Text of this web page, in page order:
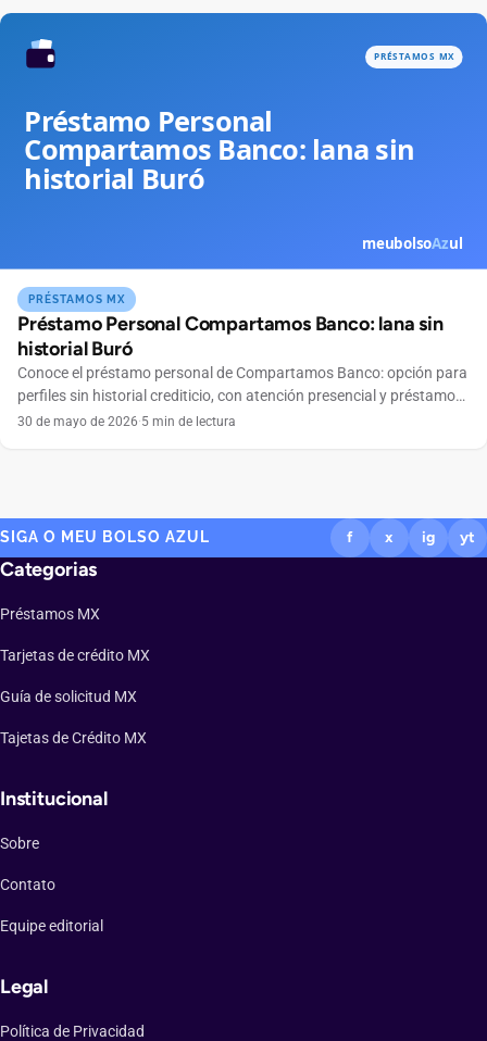
PRÉSTAMOS MX
Préstamo Personal Compartamos Banco: lana sin
historial Buró
Conoce el préstamo personal de Compartamos Banco: opción para
perfiles sin historial crediticio, con atención presencial y préstamo
grupal en todo México.
30 de mayo de 2026·5 min de lectura
SIGA O MEU BOLSO AZUL f x ig yt
Categorias
Préstamos MX
Tarjetas de crédito MX
Guía de solicitud MX
Tajetas de Crédito MX
Institucional
Sobre
Contato
Equipe editorial
Legal
Política de Privacidad